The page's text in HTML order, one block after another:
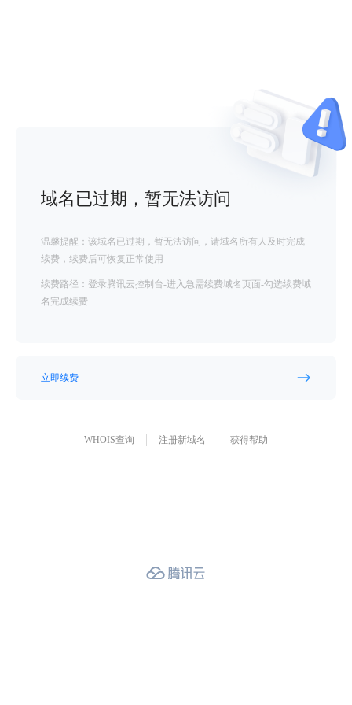
域名已过期，暂无法访问
温馨提醒：该域名已过期，暂无法访问，请域名所有人及时完成
续费，续费后可恢复正常使用
续费路径：登录腾讯云控制台-进入急需续费域名页面-勾选续费域
名完成续费
立即续费
WHOIS查询 注册新域名 获得帮助